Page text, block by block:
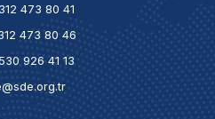
473 80 41
473 80 46
926 41 13